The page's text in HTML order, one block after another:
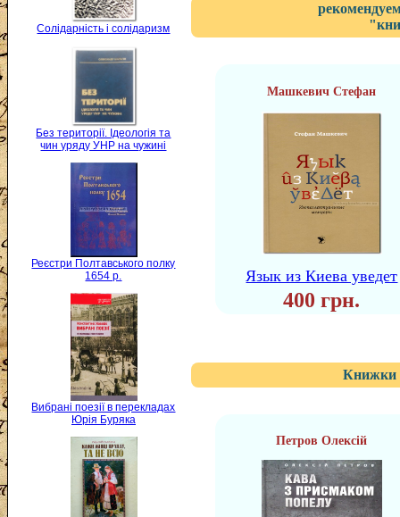
Солідарність і солідаризм
Без території. Ідеологія та
чин уряду УНР на чужині
Реєстри Полтавського полку
1654 р.
Вибрані поезії в перекладах
Юрія Буряка
Машкевич Стефан
Язык из Киева уведет
400 грн.
Книжки
Петров Олексій